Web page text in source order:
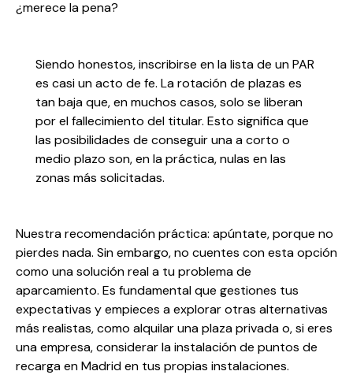
¿merece la pena?
Siendo honestos, inscribirse en la lista de un PAR
es casi un acto de fe. La rotación de plazas es
tan baja que, en muchos casos, solo se liberan
por el fallecimiento del titular. Esto significa que
las posibilidades de conseguir una a corto o
medio plazo son, en la práctica, nulas en las
zonas más solicitadas.
Nuestra recomendación práctica: apúntate, porque no
pierdes nada. Sin embargo, no cuentes con esta opción
como una solución real a tu problema de
aparcamiento. Es fundamental que gestiones tus
expectativas y empieces a explorar otras alternativas
más realistas, como alquilar una plaza privada o, si eres
una empresa, considerar lainstalación de puntos de
recarga en Madriden tus propias instalaciones.